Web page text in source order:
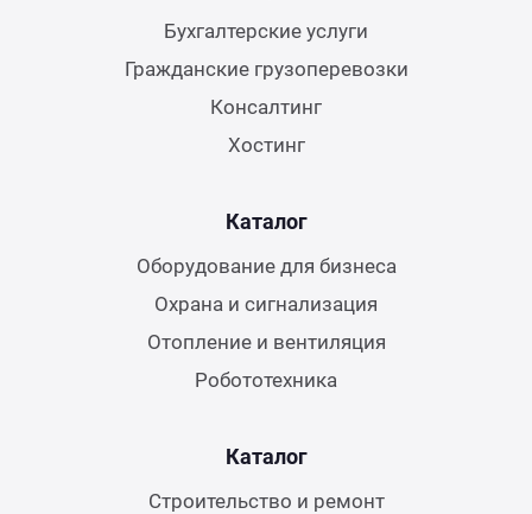
Бухгалтерские услуги
Гражданские грузоперевозки
Консалтинг
Хостинг
Каталог
Оборудование для бизнеса
Охрана и сигнализация
Отопление и вентиляция
Робототехника
Каталог
Строительство и ремонт